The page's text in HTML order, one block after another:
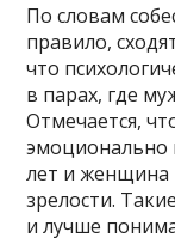
По словам
правило,
что
в парах, где
Отмечается,
эмоционально
лет и женщина
зрелости.
и лучше